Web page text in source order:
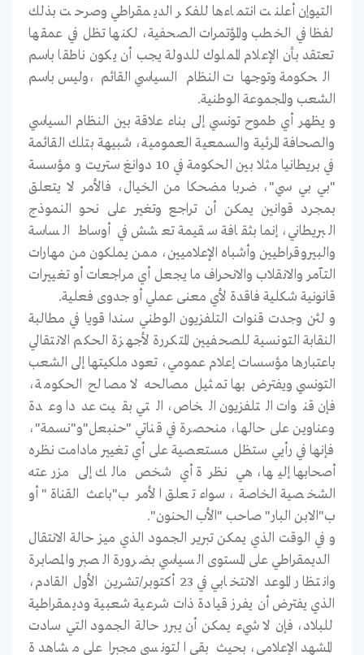
التيوإن أعلنت انتماءها للفكر الديمقراطي وصرحت بذلك
لفظا في الخطب والمؤتمرات الصحفية، لكنها تظل في عمقها
تعتقد بأن الإعلام المملوك للدولة يجب أن يكون ناطقا باسم
الحكومة وتوجهات النظام السياسي القائم،وليس باسم
الشعب والمجموعة الوطنية.
و يظهر أي طموح تونسي إلى بناء علاقة بين النظام السياسي
والصحافة المرئية والسمعية العمومية، شبيهة بتلك القائمة
في بريطانيا مثلا بين الحكومة في 10 دوانغ ستريت و مؤسسة
"بي بي سي"، ضربا مضحكا من الخيال، فالأمر لا يتعلق
بمجرد قوانين يمكن أن تراجع وتغير على نحو النموذج
البريطاني، إنما بثقافة سقيمة تعشش في أوساط الساسة
والبيروقراطيين وأشباه الإعلاميين، ممن يملكون من مهارات
التآمر والانقلاب والانحراف ما يجعل أي مراجعات أو تغييرات
قانونية شكلية فاقدة لأي معنى عملي أو جدوى فعلية.
و لئن وجدت قنوات التلفزيون الوطني سندا قويا في مطالبة
النقابة التونسية للصحفيين المتكررة لأجهزة الحكم الانتقالي
باعتبارها مؤسسات إعلام عمومي، تعود ملكيتها إلى الشعب
التونسي ويفترض بها تمثيل مصالحه لا مصالح الحكومة،
فإن قنوات التلفزيون الخاص، التي بقيت عددا وعدة
وعناوين على حالها، منحصرة في قناتي "حنبعل"و"نسمة"،
فإنها في رأيي ستظل مستعصية على أي تغيير مادامت نظره
أصحابها إليها، هي نظرة أي شخص مالك إلى مزرعته
الشخصية الخاصة، سواء تعلق الأمر ب"باعث القناة" أو
ب"الابن البار" صاحب "الأب الحنون".
و في الوقت الذي يمكن تبرير الجمود الذي ميز حالة الانتقال
الديمقراطي على المستوى السياسي بضرورة الصبر والمصابرة
وانتظار الموعد الانتخابي في 23 أكتوبر/تشرين الأول القادم،
الذي يفترض أن يفرز قيادة ذات شرعية شعبية وديمقراطية
للبلاد، فإن لا شيء يمكن أن يبرر حالة الجمود التي سادت
المشهد الإعلامي، بحيث بقي التونسي مجبرا على مشاهدة